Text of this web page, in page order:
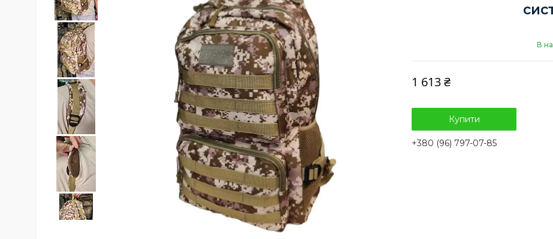
В
1 613 ₴
Купити
+380 (96) 797-07-85